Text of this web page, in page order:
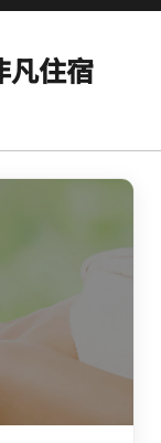
凡住宿